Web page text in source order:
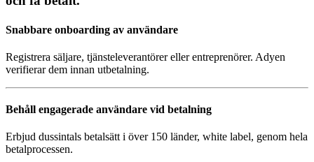
Snabbare onboarding av användare
Registrera säljare, tjänsteleverantörer eller entreprenörer. Adyen
verifierar dem innan utbetalning.
Behåll engagerade användare vid betalning
Erbjud dussintals betalsätt i över 150 länder, white label, genom hela
betalprocessen.